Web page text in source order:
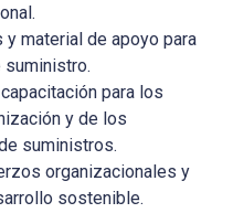
material de apoyo para
suministro.
para los
y de los
suministros.
organizacionales y
sostenible.